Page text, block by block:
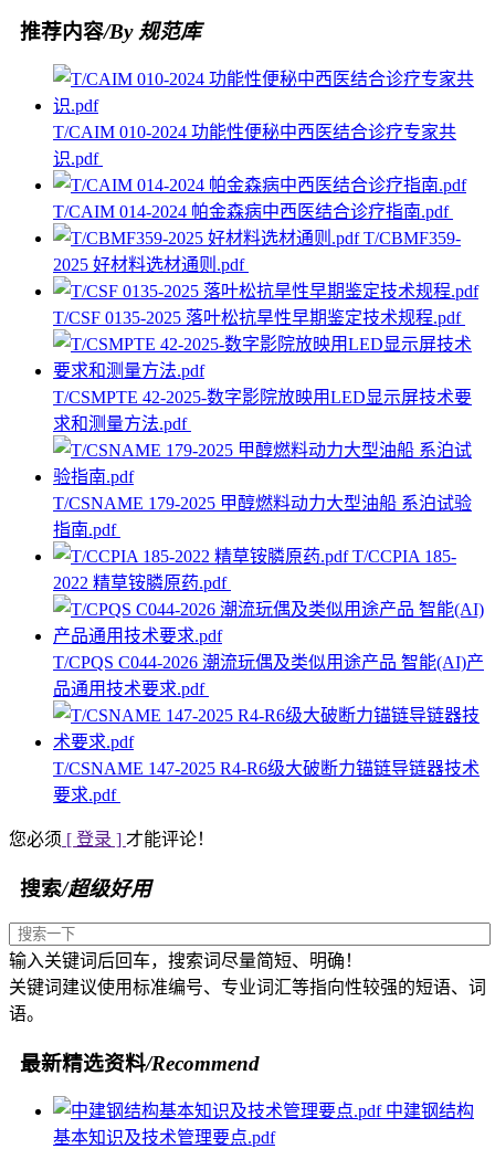
推荐内容/By 规范库
T/CAIM 010-2024 功能性便秘中西医结合诊疗专家共
识.pdf
T/CAIM 014-2024 帕金森病中西医结合诊疗指南.pdf
T/CBMF359-
2025 好材料选材通则.pdf
T/CSF 0135-2025 落叶松抗旱性早期鉴定技术规程.pdf
T/CSMPTE 42-2025-数字影院放映用LED显示屏技术要
求和测量方法.pdf
T/CSNAME 179-2025 甲醇燃料动力大型油船 系泊试验
指南.pdf
T/CCPIA 185-
2022 精草铵膦原药.pdf
T/CPQS C044-2026 潮流玩偶及类似用途产品 智能(AI)产
品通用技术要求.pdf
T/CSNAME 147-2025 R4-R6级大破断力锚链导链器技术
要求.pdf
您必须 [ 登录 ] 才能评论！
搜索/超级好用
输入关键词后回车，搜索词尽量简短、明确！
关键词建议使用标准编号、专业词汇等指向性较强的短语、词
语。
最新精选资料/Recommend
中建钢结构
基本知识及技术管理要点.pdf